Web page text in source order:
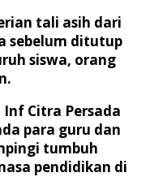
tali asih dari
sebelum ditutup
siswa, orang
Citra Persada
para guru dan
tumbuh
pendidikan di